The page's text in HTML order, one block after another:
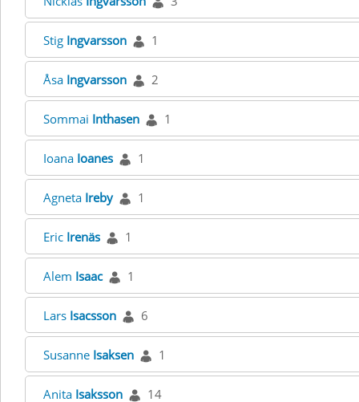
Stig Ingvarsson 1
Åsa Ingvarsson 2
Sommai Inthasen 1
Ioana Ioanes 1
Agneta Ireby 1
Eric Irenäs 1
Alem Isaac 1
Lars Isacsson 6
Susanne Isaksen 1
Anita Isaksson 14